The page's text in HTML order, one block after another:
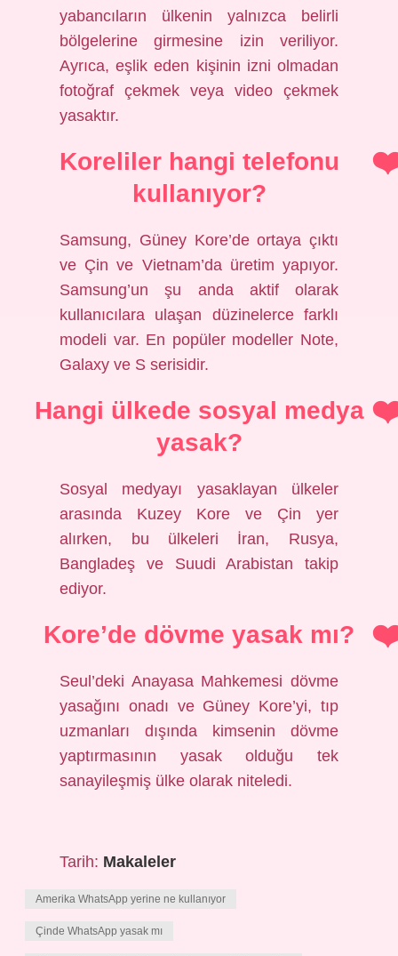
yabancıların ülkenin yalnızca belirli
bölgelerine girmesine izin veriliyor.
Ayrıca, eşlik eden kişinin izni olmadan
fotoğraf çekmek veya video çekmek
yasaktır.
Koreliler hangi telefonu
kullanıyor?
Samsung, Güney Kore’de ortaya çıktı
ve Çin ve Vietnam’da üretim yapıyor.
Samsung’un şu anda aktif olarak
kullanıcılara ulaşan düzinelerce farklı
modeli var. En popüler modeller Note,
Galaxy ve S serisidir.
Hangi ülkede sosyal medya
yasak?
Sosyal medyayı yasaklayan ülkeler
arasında Kuzey Kore ve Çin yer
alırken, bu ülkeleri İran, Rusya,
Bangladeş ve Suudi Arabistan takip
ediyor.
Kore’de dövme yasak mı?
Seul’deki Anayasa Mahkemesi dövme
yasağını onadı ve Güney Kore’yi, tıp
uzmanları dışında kimsenin dövme
yaptırmasının yasak olduğu tek
sanayileşmiş ülke olarak niteledi.
Tarih: Makaleler
Amerika WhatsApp yerine ne kullanıyor
Çinde WhatsApp yasak mı